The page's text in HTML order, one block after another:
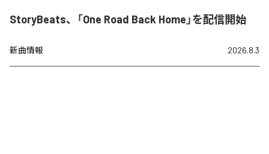
StoryBeats、「One Road Back Home」を配信開始
新曲情報 2026.8.3